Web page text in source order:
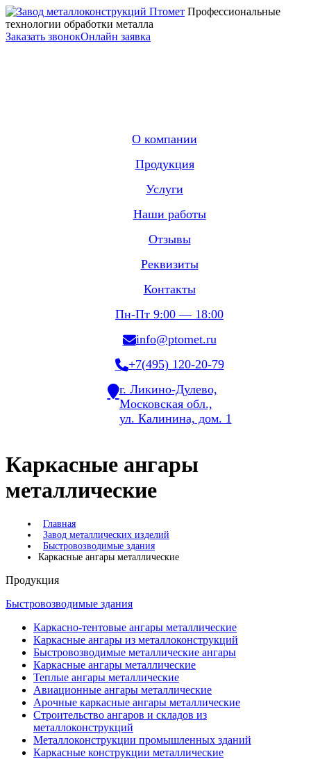
Профессиональные
технологии обработки металла
Заказать звонокОнлайн заявка
О компании
Продукция
Услуги
Наши работы
Отзывы
Реквизиты
Контакты
Пн-Пт 9:00 — 18:00
info@ptomet.ru
+7(495) 120-20-79
г. Ликино-Дулево,
Московская обл.,
ул. Калинина, дом. 1
Каркасные ангары
металлические
Главная
Завод металлических изделий
Быстровозводимые здания
Каркасные ангары металлические
Продукция
Быстровозводимые здания
Каркасно-тентовые ангары металлические
Каркасные ангары из металлоконструкций
Быстровозводимые металлические ангары
Каркасные ангары металлические
Теплые ангары металлические
Авиационные ангары металлические
Арочные каркасные ангары металлические
Строительство ангаров и складов из
металлоконструкций
Металлоконструкции промышленных зданий
Каркасные конструкции металлические